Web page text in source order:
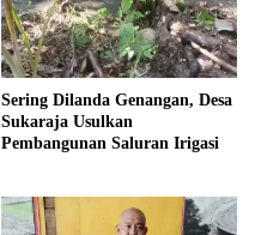
Sering Dilanda Genangan, Desa
Sukaraja Usulkan
Pembangunan Saluran Irigasi